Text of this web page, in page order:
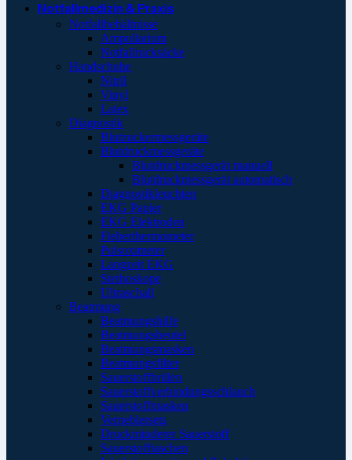
Notfallmedizin & Praxis
Notfallbehältnisse
Ampullarium
Notfallrucksäcke
Handschuhe
Nitril
Vinyl
Latex
Diagnostik
Blutzuckermessgeräte
Blutdruckmessgeräte
Blutdruckmessgerät manuell
Blutdruckmessgerät automatisch
Diagnostikleuchten
EKG Papier
EKG Elektroden
Fieberthermometer
Pulsoximeter
Langzeit EKG
Stethoskope
Ultraschall
Beatmung
Beatmungshilfe
Beatmungsbeutel
Beatmungsmasken
Beatmungsfilter
Sauerstoffbrillen
Sauerstoffverbindungsschlauch
Sauerstoffmasken
Verneblersets
Druckminderer Sauerstoff
Sauerstofftaschen